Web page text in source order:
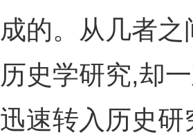
成的。从几者
历史学研究,却
迅速转入历史